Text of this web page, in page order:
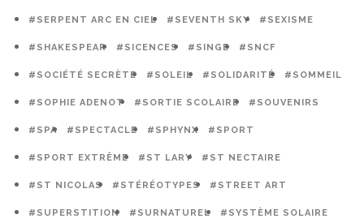
#SERPENT ARC EN CIEL #SEVENTH SKY #SEXISME
#SHAKESPEAR #SICENCES #SINGE #SNCF
#SOCIÉTÉ SECRÈTE #SOLEIL #SOLIDARITÉ #SOMMEIL
#SOPHIE ADENOT #SORTIE SCOLAIRE #SOUVENIRS
#SPA #SPECTACLE #SPHYNX #SPORT
#SPORT EXTRÊME #ST LARY #ST NECTAIRE
#ST NICOLAS #STÉRÉOTYPES #STREET ART
#SUPERSTITION #SURNATUREL #SYSTÈME SOLAIRE